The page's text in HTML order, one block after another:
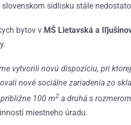
sídlisku stále
bytov v MŠ Lietavská a
vytvorili novú dispozíciu, pri
nové sociálne zariadenia zo
100 m2a druhá s
miestneho úradu.